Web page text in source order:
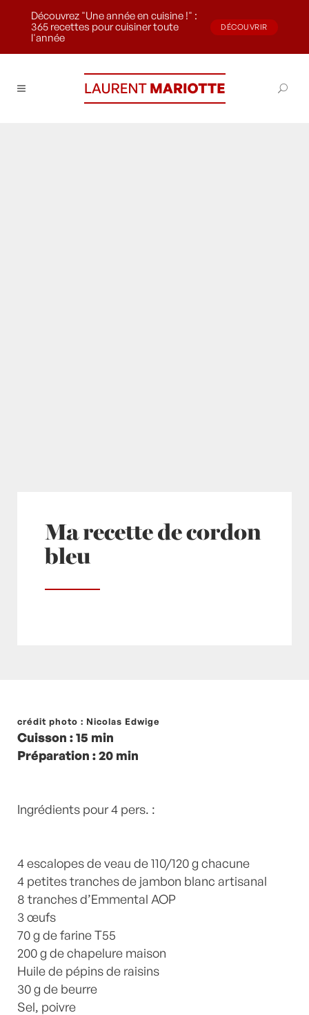
Découvrez "Une année en cuisine !" :
365 recettes pour cuisiner toute
l'année
DÉCOUVRIR
Ma recette de cordon
bleu
Posté à 21:00hin- Petits plats en équilibre -
Recette - , AUTOMNE
HIVER,Jambon,recette-home
crédit photo : Nicolas Edwige
Cuisson : 15 min
Préparation : 20 min
Ingrédients pour 4 pers. :
4 escalopes de veau de 110/120 g chacune
4 petites tranches de jambon blanc artisanal
8 tranches d’Emmental AOP
3 œufs
70 g de farine T55
200 g de chapelure maison
Huile de pépins de raisins
30 g de beurre
Sel, poivre